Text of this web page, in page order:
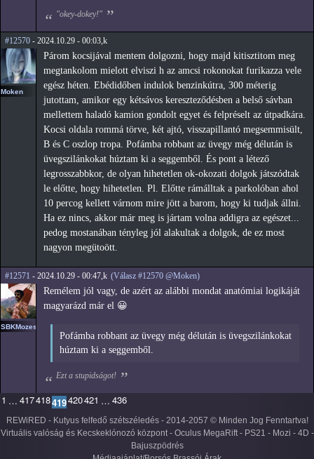
"okey-dokey!"
#12570 - 2024.10.29 - 00:03,k
Moken
Párom kocsijával mentem dolgozni, hogy majd kitisztitom meg
megtankolom mielott elviszi h az amcsi rokonokat furikazza vele
egész héten. Ebédidőben indulok benzinkútra, 300 méterig
jutottam, amikor egy kétsávos kereszteződésben a belső sávban
mellettem haladó kamion gondolt egyet és felpréselt az útpadkára.
Kocsi oldala rommá törve, két ajtó, visszapillantó megsemmisült,
B és C oszlop tropa. Pofámba robbant az üvegy még délután is
üvegszilánkokat húztam ki a seggemből. És pont a létező
legrosszabbkor, de olyan hihetetlen ok-okozati dolgok játszódtak
le előtte, hogy hihetetlen. Pl. Előtte rámálltak a parkolóban ahol
10 percog kellett várnom mire jött a barom, hogy ki tudjak állni.
Ha ez nincs, akkor már meg is jártam volna addigra az egészet...
pedog mostanában tényleg jól alakultak a dolgok, de ez most
nagyon megütoött.
#12571 - 2024.10.29 - 00:47,k (Válasz #12570 @Moken)
SBKMozes
Remélem jól vagy, de azért az alábbi mondat anatómiai logikáját
magyarázd már el 😀
Pofámba robbant az üvegy még délután is üvegszilánkokat
húztam ki a seggemből.
Ezt a stupidságot!
1 … 417418419420421 … 436
REWiRED - Kutyus felfedő szétszéledés - 2014-2057 © Minden Jog Fenntartva!
Virtuális valóság és Kecskeklónozó központ - Oculus MegaRift - PS21 - Mozi - 4D -
Bajuszpödrés